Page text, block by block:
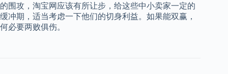
的围攻，淘宝网应该有所让步，给这些中小卖家一定的
缓冲期，适当考虑一下他们的切身利益。如果能双赢，
何必要两败俱伤。